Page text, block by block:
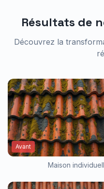
Résultats de
Découvrez la
Avant
Maison